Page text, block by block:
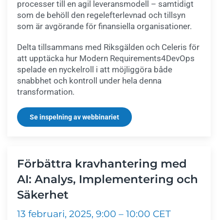
processer till en agil leveransmodell – samtidigt
som de behöll den regelefterlevnad och tillsyn
som är avgörande för finansiella organisationer.
Delta tillsammans med Riksgälden och Celeris för
att upptäcka hur Modern Requirements4DevOps
spelade en nyckelroll i att möjliggöra både
snabbhet och kontroll under hela denna
transformation.
Se inspelning av webbinariet
Förbättra kravhantering med
AI: Analys, Implementering och
Säkerhet
13 februari, 2025, 9:00 – 10:00 CET